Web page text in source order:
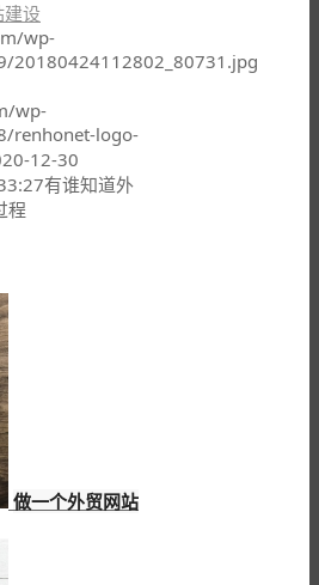
设
wp-
20180424112802_80731.jpg
wp-
renhonet-logo-
12-30
有谁知道外
程
做一个外贸网站